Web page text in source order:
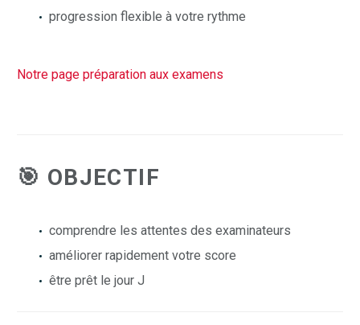
progression flexible à votre rythme
Notre page préparation aux examens
🎯 OBJECTIF
comprendre les attentes des examinateurs
améliorer rapidement votre score
être prêt le jour J